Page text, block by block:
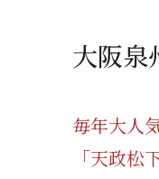
麺類/つゆ
豊洲お取り
書籍
大阪泉
毎年大人
「天政